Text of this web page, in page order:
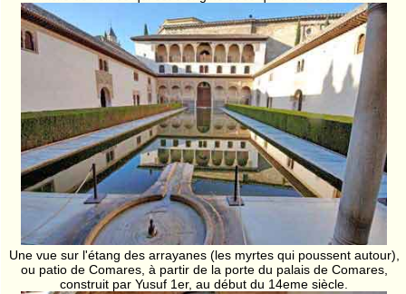
Une vue sur l'étang des arrayanes (les myrtes qui poussent autour),
ou patio de Comares, à partir de la porte du palais de Comares,
construit par Yusuf 1er, au début du 14eme siècle.